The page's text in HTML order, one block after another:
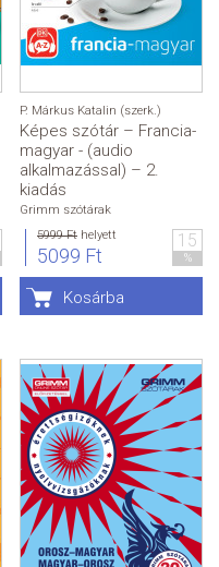
P. Márkus Katalin (szerk.)
Képes szótár – Francia-
magyar - (audio
alkalmazással) – 2.
kiadás
Grimm szótárak
5999 Ft helyett
5099 Ft
15
%
Kosárba